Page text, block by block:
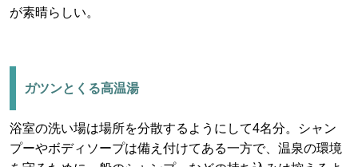
が素晴らしい。
ガツンとくる高温湯
浴室の洗い場は場所を分散するようにして4名分。シャン
プーやボディソープは備え付けてある一方で、温泉の環境